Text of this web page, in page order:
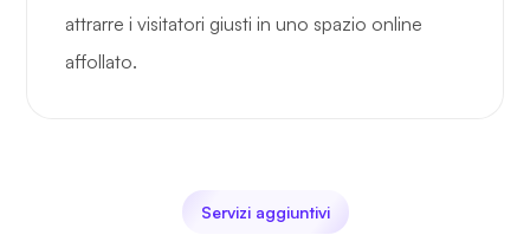
attrarre i visitatori giusti in uno spazio online
affollato.
Servizi aggiuntivi